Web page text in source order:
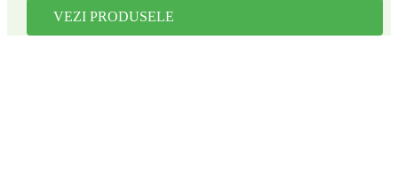
VEZI PRODUSELE